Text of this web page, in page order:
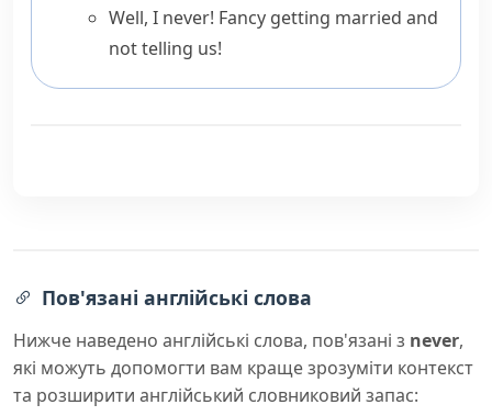
Well, I never! Fancy getting married and
not telling us!
Пов'язані англійські слова
Нижче наведено англійські слова, пов'язані з never,
які можуть допомогти вам краще зрозуміти контекст
та розширити англійський словниковий запас: